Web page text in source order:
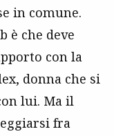
in comune.
è che deve
con la
donna che si
lui. Ma il
fra